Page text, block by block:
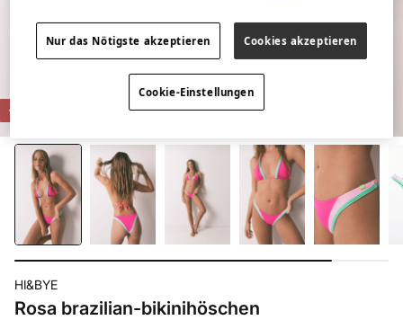
-84%
HI&BYE
Rosa brazilian-bikinihöschen
Nur das Nötigste akzeptieren Cookies akzeptieren
Cookie-Einstellungen